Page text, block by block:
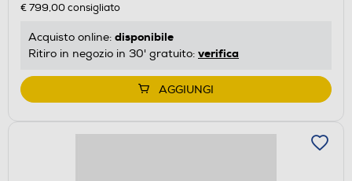
€ 799,00consigliato
Acquisto online: disponibile
Ritiro in negozio in 30' gratuito: verifica
AGGIUNGI